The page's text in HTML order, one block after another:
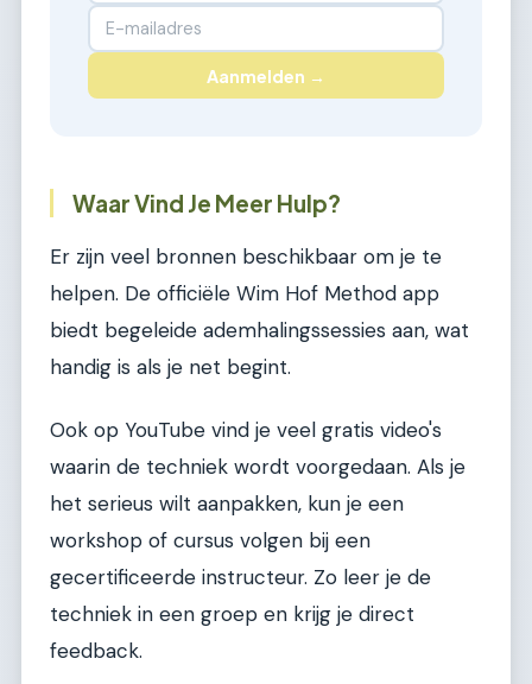
Aanmelden →
Waar Vind Je Meer Hulp?
Er zijn veel bronnen beschikbaar om je te
helpen. De officiële Wim Hof Method app
biedt begeleide ademhalingssessies aan, wat
handig is als je net begint.
Ook op YouTube vind je veel gratis video's
waarin de techniek wordt voorgedaan. Als je
het serieus wilt aanpakken, kun je een
workshop of cursus volgen bij een
gecertificeerde instructeur. Zo leer je de
techniek in een groep en krijg je direct
feedback.